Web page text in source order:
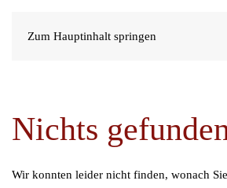
Zum Hauptinhalt springen
Nichts
Wir konnten leider nicht finden, wonach